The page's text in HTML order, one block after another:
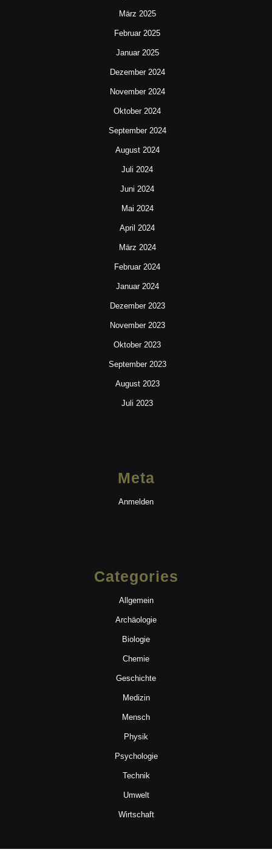
März 2025
Februar 2025
Januar 2025
Dezember 2024
November 2024
Oktober 2024
September 2024
August 2024
Juli 2024
Juni 2024
Mai 2024
April 2024
März 2024
Februar 2024
Januar 2024
Dezember 2023
November 2023
Oktober 2023
September 2023
August 2023
Juli 2023
Meta
Anmelden
Categories
Allgemein
Archäologie
Biologie
Chemie
Geschichte
Medizin
Mensch
Physik
Psychologie
Technik
Umwelt
Wirtschaft